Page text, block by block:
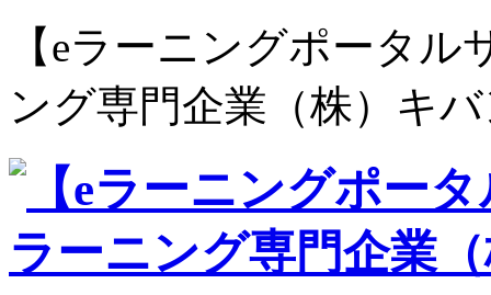
【eラーニングポータル
ング専門企業（株）キ